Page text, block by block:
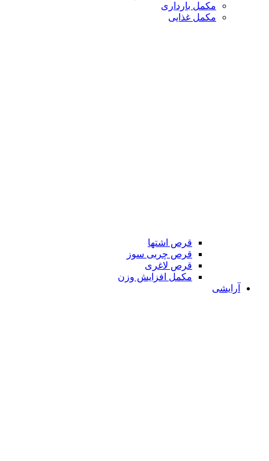
مکمل بارداری
مکمل غذایی
قرص اشتها
قرص چربی سوز
قرص لاغری
مکمل افزایش وزن
آرایشی